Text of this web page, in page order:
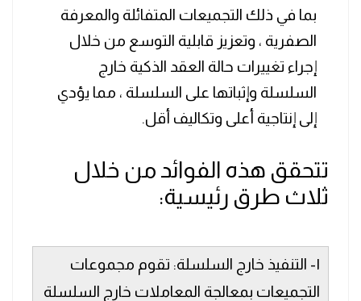
بما في ذلك التجميعات المتفائلة والمعرفة
الصفرية ، وتعزيز قابلية التوسع من خلال
إجراء تغييرات حالة العقد الذكية خارج
السلسلة وإثباتها على السلسلة ، مما يؤدي
إلى إنتاجية أعلى وتكاليف أقل.
تتحقق هذه الفوائد من خلال
ثلاث طرق رئيسية:
١- التنفيذ خارج السلسلة: تقوم مجموعات
التجميعات بمعالجة المعاملات خارج السلسلة